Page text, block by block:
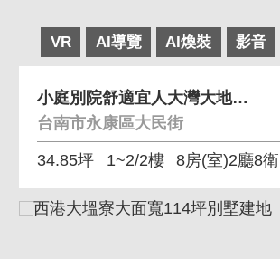
VR AI導覽 AI煥裝 影音
小庭別院舒適宜人大灣大地坪庭園透天
台南市永康區大民街
34.85坪 1~2/2樓 8房(室)2廳8衛